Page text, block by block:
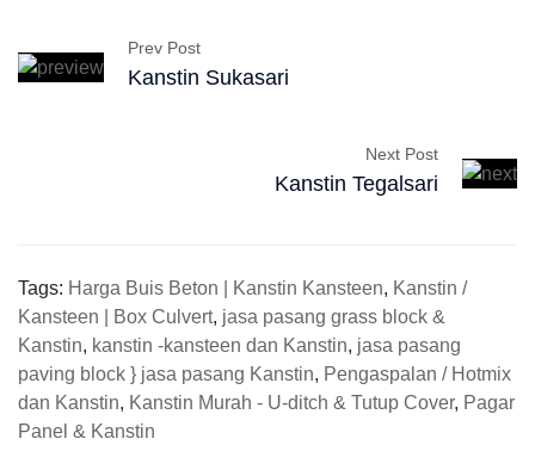
Prev Post
Kanstin Sukasari
Next Post
Kanstin Tegalsari
Tags: Harga Buis Beton | Kanstin Kansteen, Kanstin /
Kansteen | Box Culvert, jasa pasang grass block &
Kanstin, kanstin -kansteen dan Kanstin, jasa pasang
paving block } jasa pasang Kanstin, Pengaspalan / Hotmix
dan Kanstin, Kanstin Murah - U-ditch & Tutup Cover, Pagar
Panel & Kanstin